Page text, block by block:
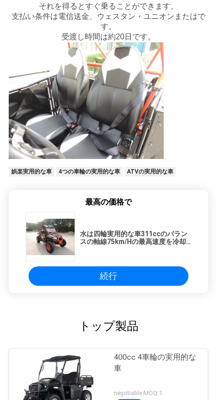
それを得るとすぐ乗ることができます。
支払い条件は電信送金、ウェスタン・ユニオンまたはで
す。
受渡し時間は約20日です。
娯楽実用的な車 4つの車輪の実用的な車 ATVの実用的な車
最高の価格で
水は四輪実用的な車311ccのバラン
スの軸線75km/Hの最高速度を冷却
続行
トップ製品
400cc 4車輪の実用的な
車
negotiable MOQ:1